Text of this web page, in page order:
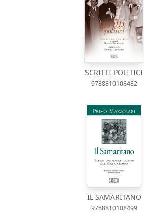
SCRITTI POLITICI
9788810108482
IL SAMARITANO
9788810108499